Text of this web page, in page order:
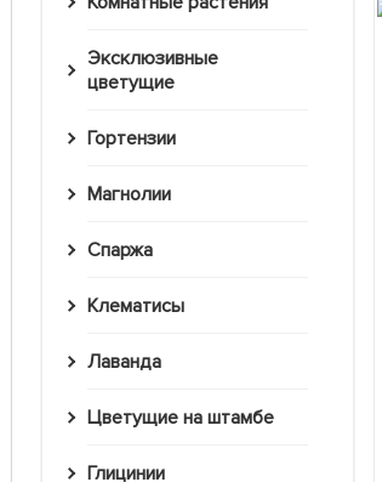
Эксклюзивные
цветущие
Гортензии
Магнолии
Спаржа
Клематисы
Лаванда
Цветущие на штамбе
Глицинии